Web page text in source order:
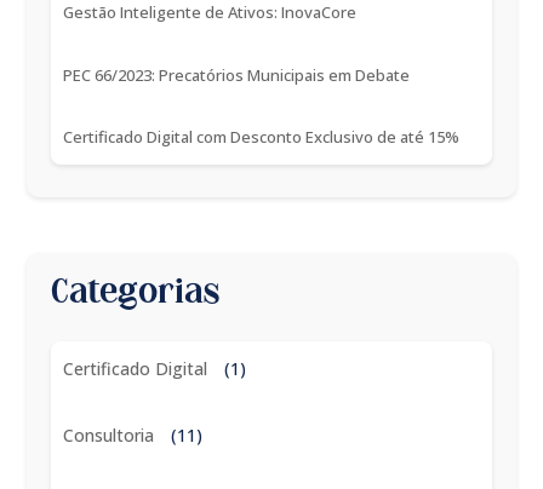
Gestão Inteligente de Ativos: InovaCore
PEC 66/2023: Precatórios Municipais em Debate
Certificado Digital com Desconto Exclusivo de até 15%
Categorias
Certificado Digital (1)
Consultoria (11)